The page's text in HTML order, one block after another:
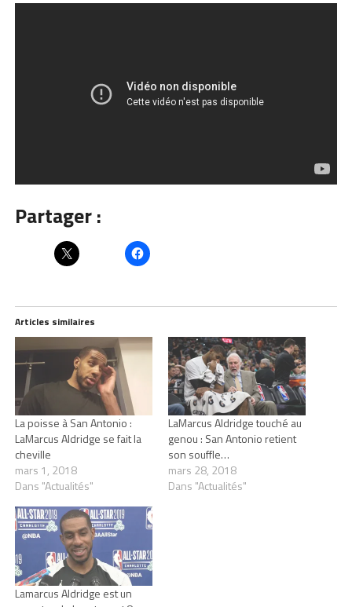
Partager :
Articles similaires
La poisse à San Antonio :
LaMarcus Aldridge se fait la
cheville
mars 1, 2018
Dans "Actualités"
LaMarcus Aldridge touché au
genou : San Antonio retient
son souffle…
mars 28, 2018
Dans "Actualités"
Lamarcus Aldridge est un